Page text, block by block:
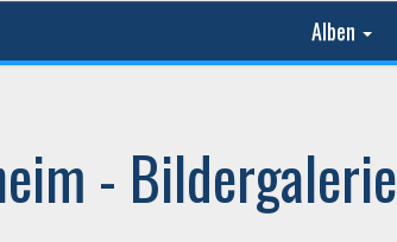
Alben
- Bildergalerie